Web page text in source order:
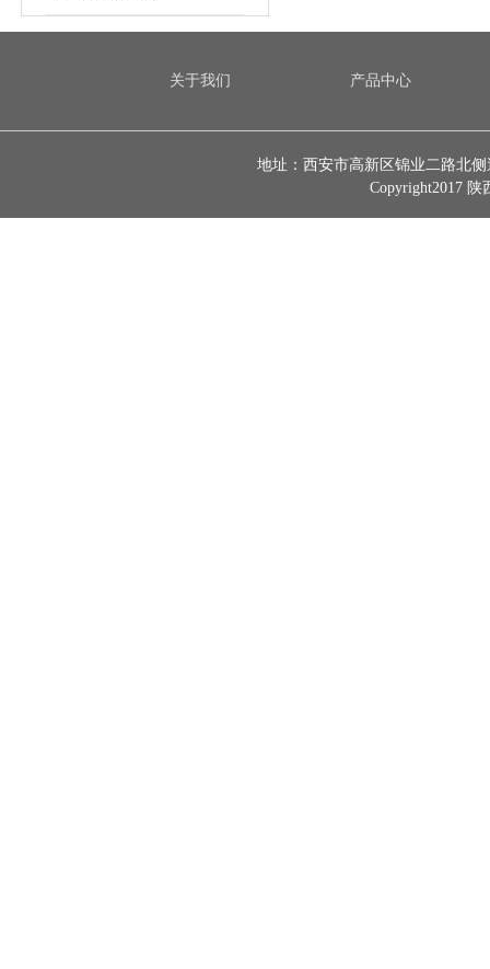
关于我们 产品中心
地址：西安市高新区锦业二路北
Copyright2017